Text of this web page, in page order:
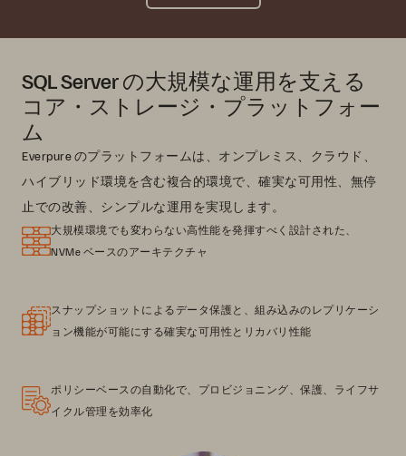
SQL Server の大規模な運用を支える
コア・ストレージ・プラットフォー
ム
Everpure のプラットフォームは、オンプレミス、クラウド、
ハイブリッド環境を含む複合的環境で、確実な可用性、無停
止での改善、シンプルな運用を実現します。
大規模環境でも変わらない高性能を発揮すべく設計された、
NVMe ベースのアーキテクチャ
スナップショットによるデータ保護と、組み込みのレプリケーシ
ョン機能が可能にする確実な可用性とリカバリ性能
ポリシーベースの自動化で、プロビジョニング、保護、ライフサ
イクル管理を効率化